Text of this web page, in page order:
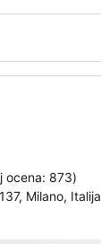
ocena: 873)
Milano, Italija